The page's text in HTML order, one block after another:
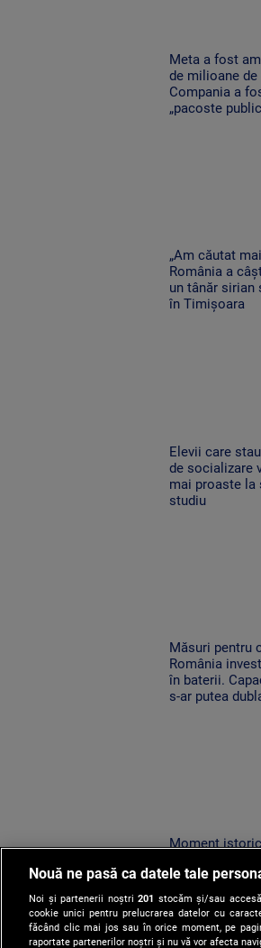
Meta a fost
de milioane de
Compania a
„pacoste
„Am căutat
România a
un tânăr sirian
în Timișoara
Elevii care
de socializare
mai proaste la
studiu
Măsuri pentru
România
în baterii.
s-ar putea
Moment
Francisc din
Nouă ne pasă ca datele tale
Noi și partenerii noștri201 stocăm și/sau
cookie unici pentru prelucrarea datelor cu
făcând clic mai jos sau în orice moment, pe
raportate partenerilor noștri și nu vă vor afecta